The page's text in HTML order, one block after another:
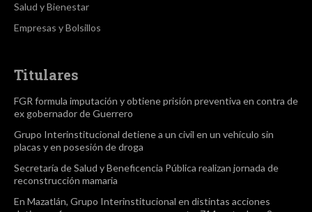
Salud y Bienestar
Empresas y Bolsillos
Titulares
FGR formula imputación y obtiene prisión preventiva en contra de
ex gobernador de Guerrero
Grupo Interinstitucional detiene a un civil en un vehículo sin
placas y en posesión de droga
Secretaría de Salud y Beneficencia Pública realizan jornada de
reconstrucción mamaria
En Mazatlán, Grupo Interinstitucional en distintas acciones